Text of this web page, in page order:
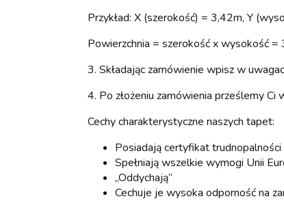
Przykład: X (szerokość) = 3,42m, Y
Powierzchnia = szerokość x wysokość
3. Składając zamówienie wpisz w
4. Po złożeniu zamówienia prześlemy
Cechy charakterystyczne naszych tapet:
Posiadają certyfikat
Spełniają wszelkie wymogi Unii
„Oddychają”
Cechuje je wysoka odporność na